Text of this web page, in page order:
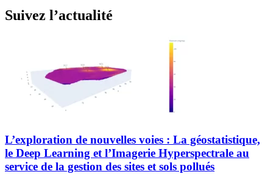
Suivez l’actualité
L’exploration de nouvelles voies : La géostatistique,
le Deep Learning et l’Imagerie Hyperspectrale au
service de la gestion des sites et sols pollués